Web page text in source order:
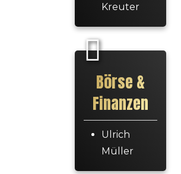
Kreuter
Börse &
Finanzen
Ulrich
Müller